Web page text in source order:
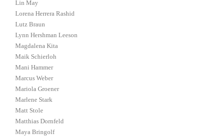
Lin May
Lorena Herrera Rashid
Lutz Braun
Lynn Hershman Leeson
Magdalena Kita
Maik Schierloh
Mani Hammer
Marcus Weber
Mariola Groener
Marlene Stark
Matt Stole
Matthias Dornfeld
Maya Bringolf